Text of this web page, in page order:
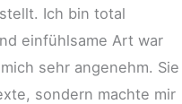
Ich bin total
einfühlsame Art war
sehr angenehm. Sie
sondern machte mir